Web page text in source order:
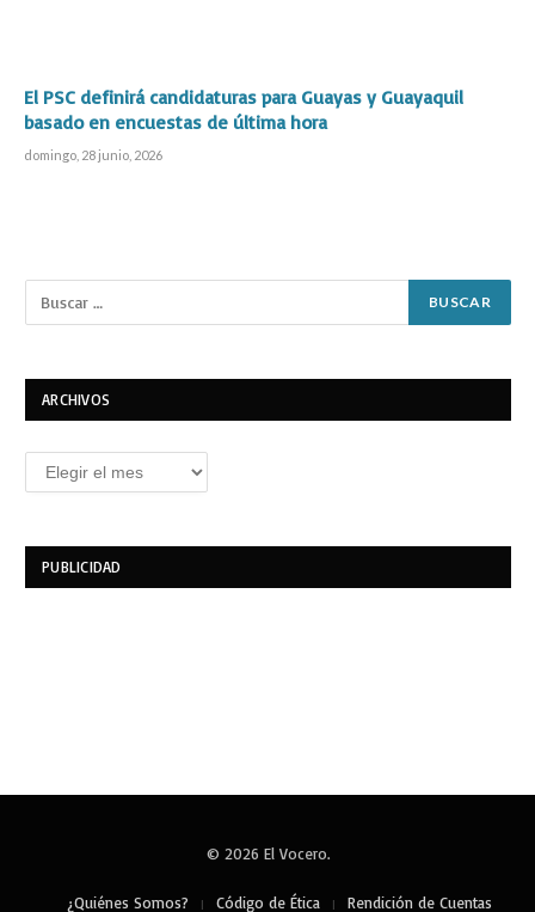
El PSC definirá candidaturas para Guayas y Guayaquil
basado en encuestas de última hora
domingo, 28 junio, 2026
ARCHIVOS
Archivos
PUBLICIDAD
© 2026 El Vocero.
¿Quiénes Somos? Código de Ética Rendición de Cuentas